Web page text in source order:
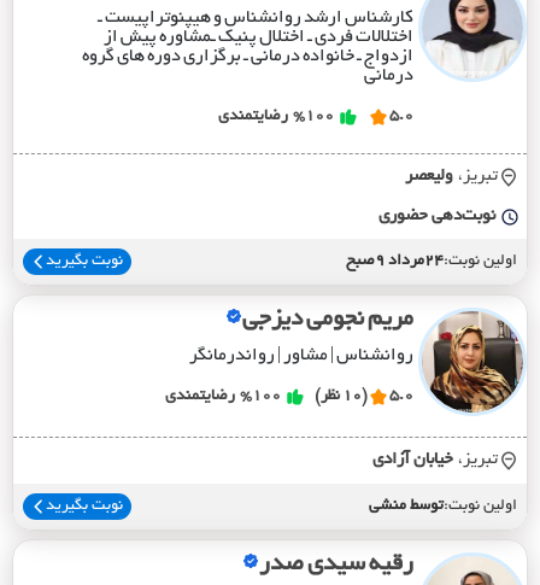
کارشناس ارشد روانشناس و هیپنوتراپیست ـ
اختلالات فردی ـ اختلال پنیک ـمشاوره پیش از
ازدواج ـ خانواده درمانی‌ ـ برگزاری دوره های گروه
درمانی
5.0
%100 رضایتمندی
تبریز، وليعصر
نوبت‌دهی حضوری
اولین نوبت:24مرداد 9صبح نوبت بگیرید
مریم نجومی دیزجی
روانشناس | مشاور | رواندرمانگر
5.0 (10 نظر) %100 رضایتمندی
تبریز، خيابان آزادي
اولین نوبت:توسط منشی نوبت بگیرید
رقیه سیدی صدر